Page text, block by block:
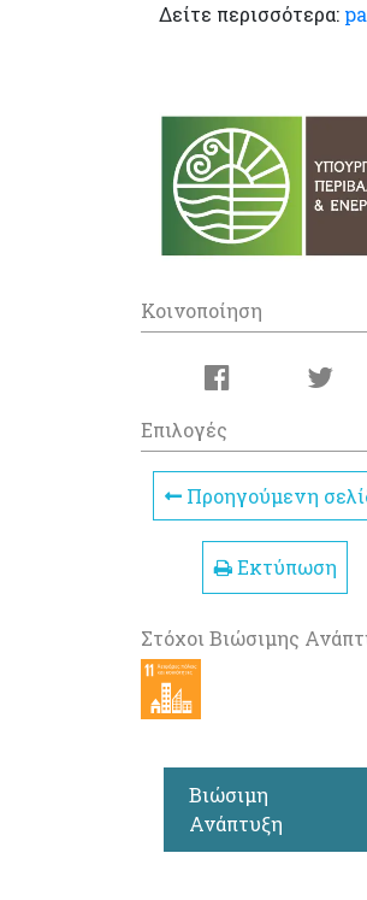
Δείτε περισσότερα:
Κοινοποίηση
Επιλογές
Προηγούμενη
Εκτύπωση
Στόχοι Βιώσιμης
Βιώσιμη
Ανάπτυξη